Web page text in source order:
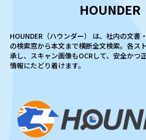
HOUNDER
HOUNDER（ハウンダー） は、社内の文書
の検索窓から本文まで横断全文検索。各ス
承し、スキャン画像もOCRして、安全かつ
情報にたどり着けます。